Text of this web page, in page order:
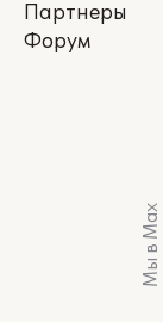
Партнеры
Форум
Мы в Max